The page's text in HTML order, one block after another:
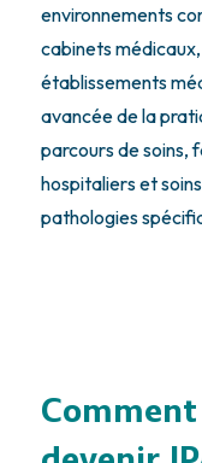
environnements
cabinets
établissements
avancée de la
parcours de soins,
hospitaliers et
pathologies